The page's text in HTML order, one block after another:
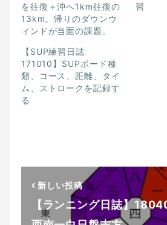
を往復＋沖へ1km往復の
13km。帰りのダウンウ
ィンドが当面の課題。
習
【SUP練習日誌
171010】SUPボード種
類、コース、距離、タイ
ム、ストロークを記録す
る
新しい投稿
【ランニング日誌】